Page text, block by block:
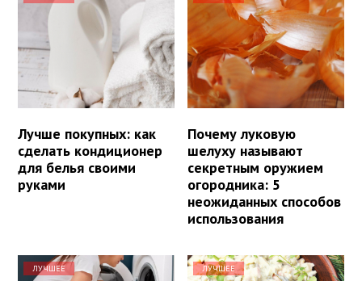
Лучше покупных: как
сделать кондиционер
для белья своими
руками
Почему луковую
шелуху называют
секретным оружием
огородника: 5
неожиданных способов
использования
ЛУЧШЕЕ ЛУЧШЕЕ